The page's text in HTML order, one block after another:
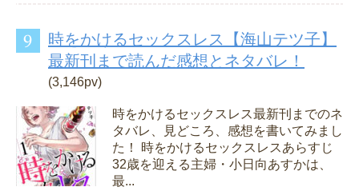
時をかけるセックスレス【海山テツ子】
最新刊まで読んだ感想とネタバレ！
(3,146pv)
時をかけるセックスレス最新刊までのネ
タバレ、見どころ、感想を書いてみまし
た！ 時をかけるセックスレスあらすじ
32歳を迎える主婦・小日向あすかは、
最...